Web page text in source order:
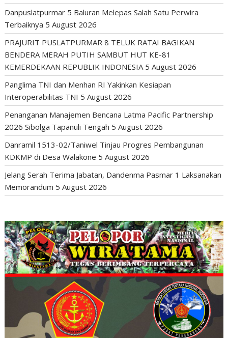
Danpuslatpurmar 5 Baluran Melepas Salah Satu Perwira
Terbaiknya 5 August 2026
PRAJURIT PUSLATPURMAR 8 TELUK RATAI BAGIKAN
BENDERA MERAH PUTIH SAMBUT HUT KE-81
KEMERDEKAAN REPUBLIK INDONESIA 5 August 2026
Panglima TNI dan Menhan RI Yakinkan Kesiapan
Interoperabilitas TNI 5 August 2026
Penanganan Manajemen Bencana Latma Pacific Partnership
2026 Sibolga Tapanuli Tengah 5 August 2026
Danramil 1513-02/Taniwel Tinjau Progres Pembangunan
KDKMP di Desa Walakone 5 August 2026
Jelang Serah Terima Jabatan, Dandenma Pasmar 1 Laksanakan
Memorandum 5 August 2026